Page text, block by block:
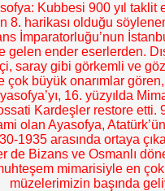
Kubbesi 900 yıl taklit
8. harikası olduğu
İmparatorluğu’nun
gelen ender eserlerden.
saray gibi görkemli ve göz
çok büyük onarımlar
16. yüzyılda
Kardeşler restore etti.
olan Ayasofya,
1935 arasında ortaya
de Bizans ve Osmanlı
mimarisiyle en
müzelerimizin başında